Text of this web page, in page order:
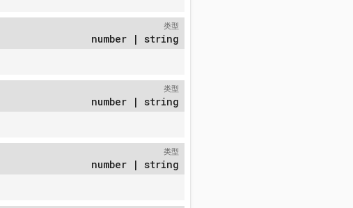
类型
number | string
类型
number | string
类型
number | string